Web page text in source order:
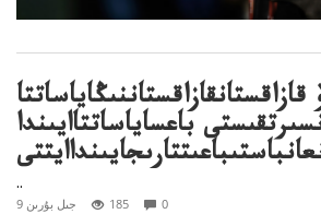
قازاقستانقازاقستاننىڭاياساتتا
باعساياساتتاايىندا
..
9 جىل بۇرىن 185 0